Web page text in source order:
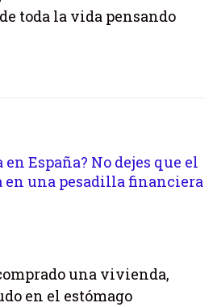
toda la vida pensando
España? No dejes que el
en una pesadilla financiera
una vivienda,
en el estómago